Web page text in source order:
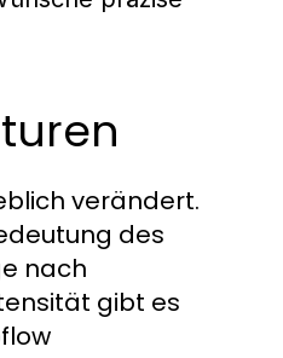
verändert.
des
nach
gibt es